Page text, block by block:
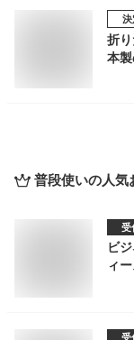
決
折
本
普段使いの人気
受
ビ
ィ
受